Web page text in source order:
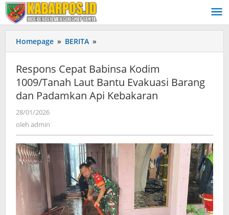
Lewati
ke
konten
Homepage » BERITA »
Cepat
Babinsa
Kodim
1009/Tanah
Laut
dan
Padamkan
Api
Kebakaran
Respons Cepat Babinsa Kodim
1009/Tanah Laut Bantu Evakuasi Barang
dan Padamkan Api Kebakaran
28/01/2026
oleh admin